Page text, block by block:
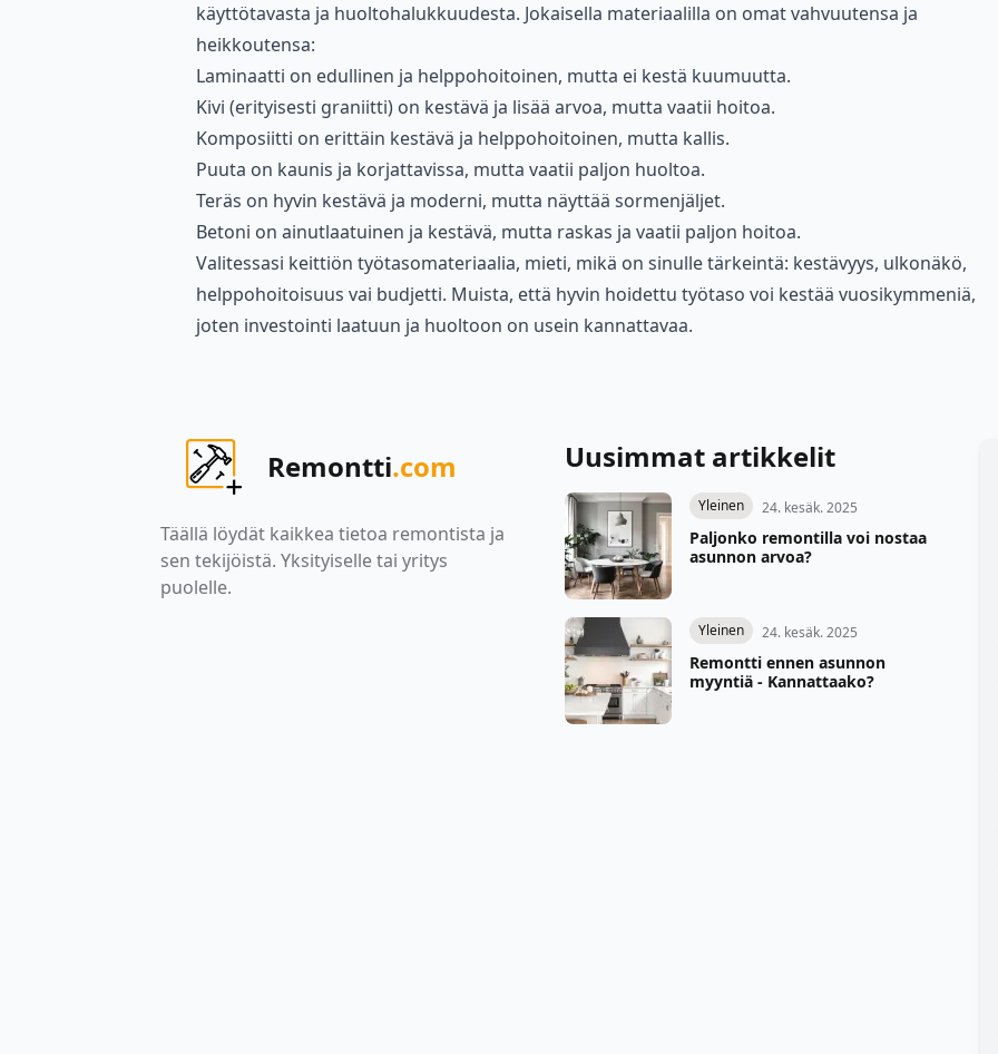
käyttötavasta ja huoltohalukkuudesta. Jokaisella materiaalilla on omat vahvuutensa ja
heikkoutensa:
Laminaatti on edullinen ja helppohoitoinen, mutta ei kestä kuumuutta.
Kivi (erityisesti graniitti) on kestävä ja lisää arvoa, mutta vaatii hoitoa.
Komposiitti on erittäin kestävä ja helppohoitoinen, mutta kallis.
Puuta on kaunis ja korjattavissa, mutta vaatii paljon huoltoa.
Teräs on hyvin kestävä ja moderni, mutta näyttää sormenjäljet.
Betoni on ainutlaatuinen ja kestävä, mutta raskas ja vaatii paljon hoitoa.
Valitessasi keittiön työtasomateriaalia, mieti, mikä on sinulle tärkeintä: kestävyys, ulkonäkö,
helppohoitoisuus vai budjetti. Muista, että hyvin hoidettu työtaso voi kestää vuosikymmeniä,
joten investointi laatuun ja huoltoon on usein kannattavaa.
Remontti.com
Täällä löydät kaikkea tietoa remontista ja
sen tekijöistä. Yksityiselle tai yritys
puolelle.
Uusimmat artikkelit
Yleinen 24. kesäk. 2025
Paljonko remontilla voi nostaa
asunnon arvoa?
Yleinen 24. kesäk. 2025
Remontti ennen asunnon
myyntiä - Kannattaako?